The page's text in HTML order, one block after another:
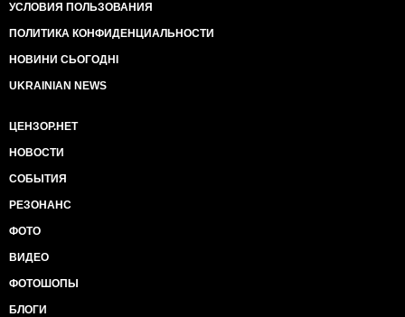
УСЛОВИЯ ПОЛЬЗОВАНИЯ
ПОЛИТИКА КОНФИДЕНЦИАЛЬНОСТИ
НОВИНИ СЬОГОДНІ
UKRAINIAN NEWS
ЦЕНЗОР.НЕТ
НОВОСТИ
СОБЫТИЯ
РЕЗОНАНС
ФОТО
ВИДЕО
ФОТОШОПЫ
БЛОГИ